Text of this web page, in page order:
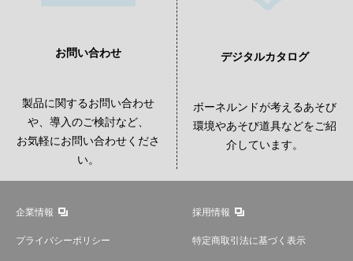
お問い合わせ
製品に関するお問い合わせ
や、導入のご検討など、
お気軽にお問い合わせくださ
い。
デジタルカタログ
ボーネルンドが考えるあそび
環境やあそび道具などをご紹
介しています。
企業情報 採用情報
プライバシーポリシー 特定商取引法に基づく表示